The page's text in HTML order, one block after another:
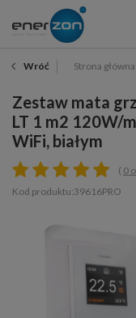
Wróć Strona główna
Zestaw mata
LT 1 m2 120W/
WiFi, białym
0
Kod produktu:39616PRO